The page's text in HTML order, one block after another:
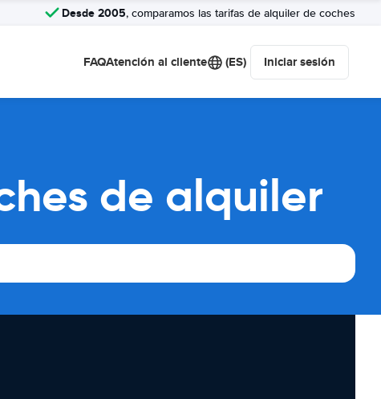
Desde 2005, comparamos las tarifas de alquiler de coches
FAQAtención al cliente (ES) Iniciar sesión
de alquiler